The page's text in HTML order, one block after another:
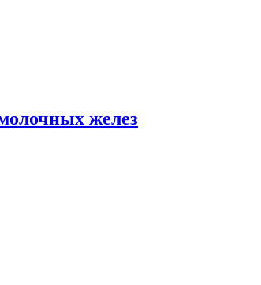
желез